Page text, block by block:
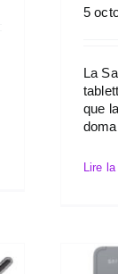
5
La
que
Lire